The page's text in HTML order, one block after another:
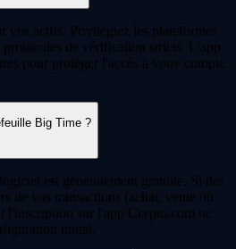
vos actifs. Privilégiez les plateformes
de vérification stricts. L'app
pour protéger l'accès à votre compte
Big Time ?
est généralement gratuite. Si des
de vos transactions (achat, vente ou
l'inscription sur l'app Crypto.com ne
initial.